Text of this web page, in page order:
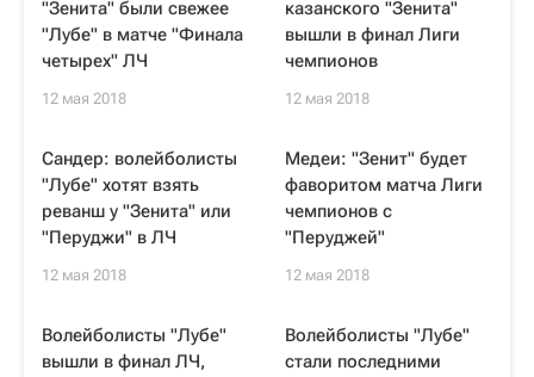
"Зенита" были свежее
"Лубе" в матче "Финала
четырех" ЛЧ
12 мая 2018
казанского "Зенита"
вышли в финал Лиги
чемпионов
12 мая 2018
Сандер: волейболисты
"Лубе" хотят взять
реванш у "Зенита" или
"Перуджи" в ЛЧ
12 мая 2018
Медеи: "Зенит" будет
фаворитом матча Лиги
чемпионов с
"Перуджей"
12 мая 2018
Волейболисты "Лубе"
вышли в финал ЛЧ,
Волейболисты "Лубе"
стали последними